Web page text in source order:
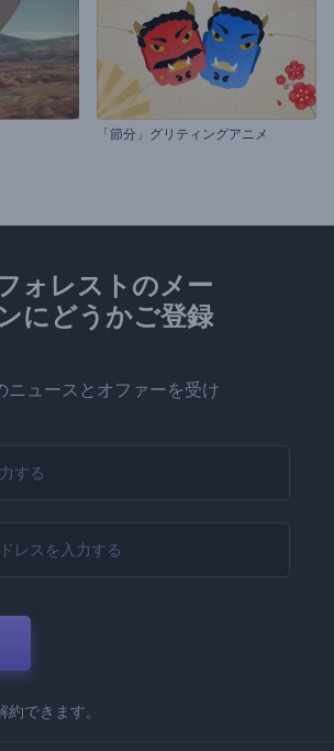
「節分」グリティングアニメ
ォレストのメー
にどうかご登録
ニュースとオファーを受け
できます。